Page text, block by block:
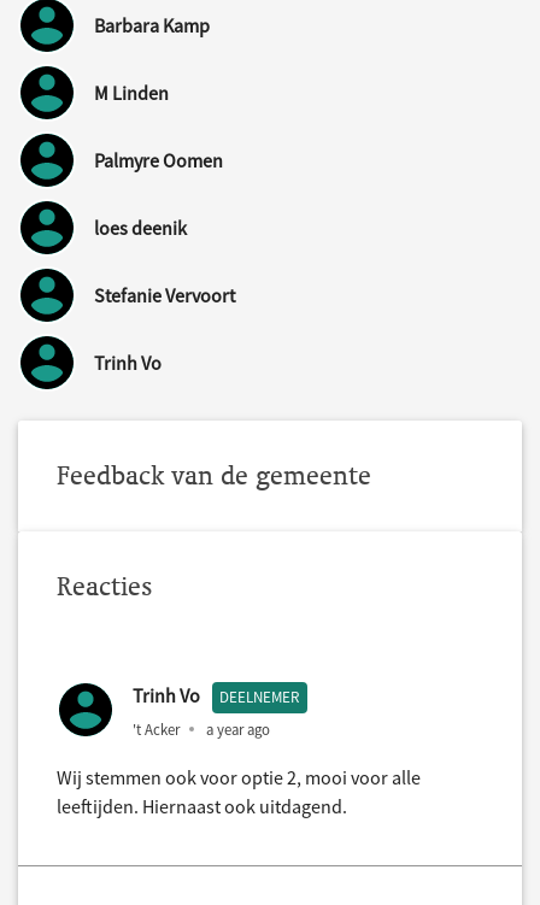
Barbara Kamp
M Linden
Palmyre Oomen
loes deenik
Stefanie Vervoort
Trinh Vo
Feedback van de gemeente
Reacties
Trinh Vo DEELNEMER
't Acker a year ago
Wij stemmen ook voor optie 2, mooi voor alle
leeftijden. Hiernaast ook uitdagend.